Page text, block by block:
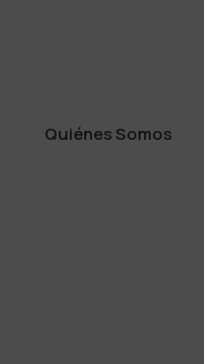
Quiénes Somos